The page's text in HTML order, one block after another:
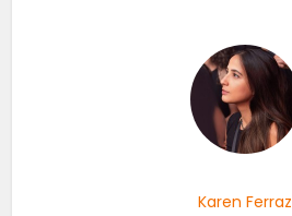
Karen Ferraz